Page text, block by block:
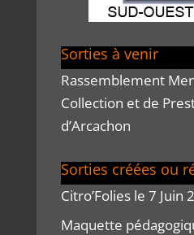
Sorties à venir
Rassemblement
Collection et de
d’Arcachon
Sorties créées ou
Citro’Folies le 7 Juin
Maquette